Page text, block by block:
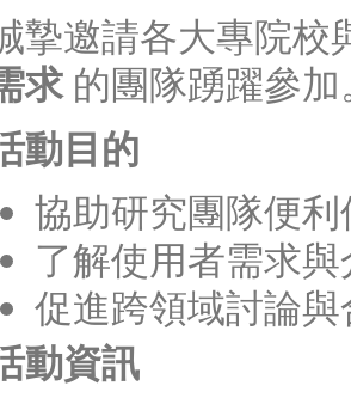
摯邀請各大專院校
求 的團隊踴躍參加
動目的
協助研究團隊便
了解使用者需求
促進跨領域討論
動資訊